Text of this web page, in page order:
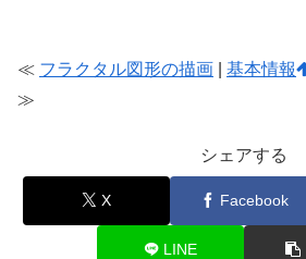
≪ フラクタル図形の描画 基本情報
≫
シェアする
X Facebook
LINE